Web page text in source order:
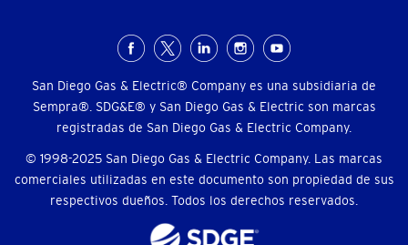
social
San Diego Gas & Electric® Company es una subsidiaria de
Sempra®. SDG&E® y San Diego Gas & Electric son marcas
registradas de San Diego Gas & Electric Company.
© 1998-2025 San Diego Gas & Electric Company. Las marcas
comerciales utilizadas en este documento son propiedad de sus
respectivos dueños. Todos los derechos reservados.